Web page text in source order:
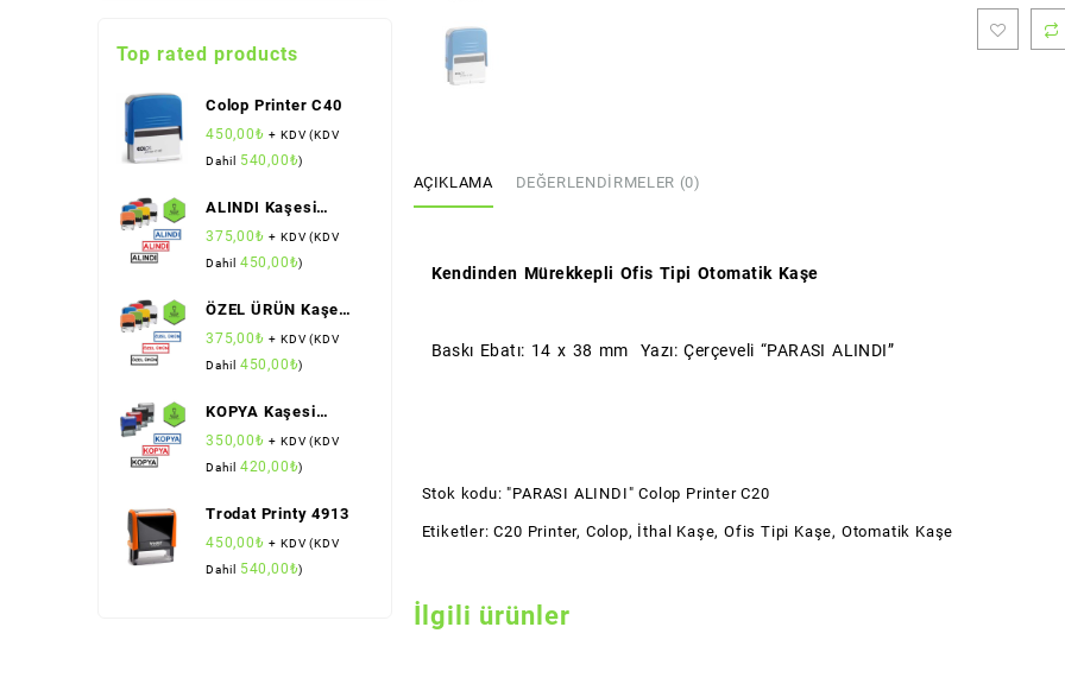
Boy)
AÇIKLAMA DEĞERLENDIRMELER (0)
Kendinden Mürekkepli Ofis Tipi Otomatik Kaşe
Baskı Ebatı: 14 x 38 mm Yazı: Çerçeveli “PARASI ALINDI”
Stok kodu:"PARASI ALINDI" Colop Printer C20
Etiketler:C20 Printer, Colop, İthal Kaşe, Ofis Tipi Kaşe, Otomatik Kaşe
İlgili ürünler
Top rated products
Colop Printer C40
450,00₺ + KDV (KDV
Dahil 540,00₺)
ALINDI Kaşesi
(Standart Boy)
(Colop)
375,00₺ + KDV (KDV
Dahil 450,00₺)
ÖZEL ÜRÜN Kaşesi
(Standart Boy)
(Colop)
375,00₺ + KDV (KDV
Dahil 450,00₺)
KOPYA Kaşesi
(Standart Boy)
(Sırdaş)
350,00₺ + KDV (KDV
Dahil 420,00₺)
Trodat Printy 4913
450,00₺ + KDV (KDV
Dahil 540,00₺)